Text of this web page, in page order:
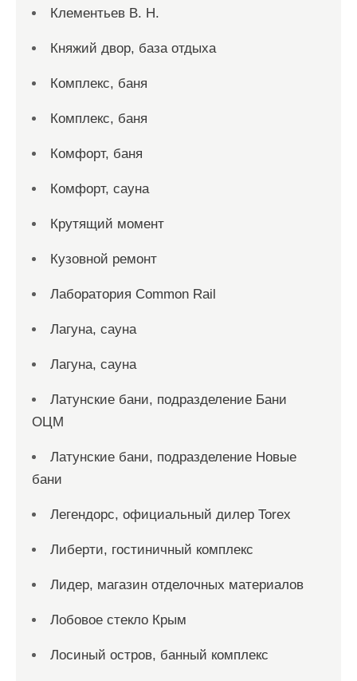
Клементьев В. Н.
Княжий двор, база отдыха
Комплекс, баня
Комплекс, баня
Комфорт, баня
Комфорт, сауна
Крутящий момент
Кузовной ремонт
Лаборатория Common Rail
Лагуна, сауна
Лагуна, сауна
Латунские бани, подразделение Бани
ОЦМ
Латунские бани, подразделение Новые
бани
Легендорс, официальный дилер Torex
Либерти, гостиничный комплекс
Лидер, магазин отделочных материалов
Лобовое стекло Крым
Лосиный остров, банный комплекс